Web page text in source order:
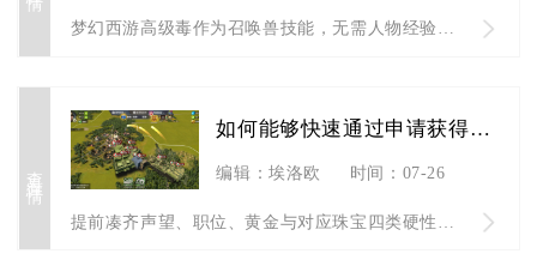
梦幻西游高级毒作为召唤兽技能，无需人物经验升级，仅靠赐福玩法...
查看详情
如何能够快速通过申请获得二战风云士官凭证
编辑：埃洛欧 时间：07-26